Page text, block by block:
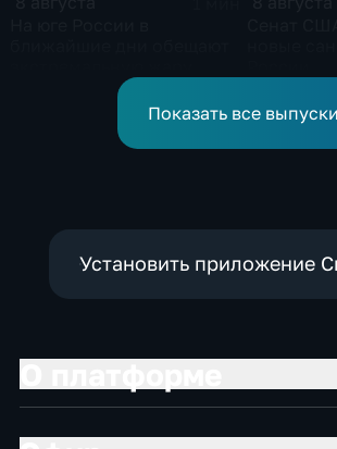
Показать все выпуски
Установить приложение